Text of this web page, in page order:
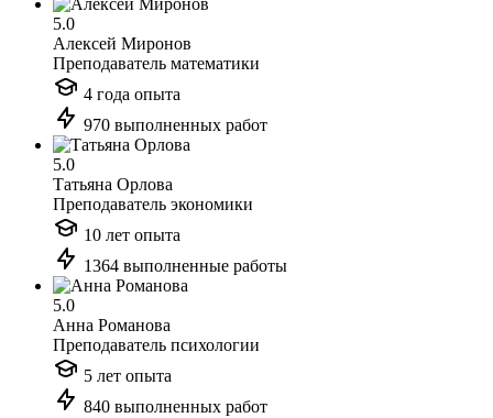
5.0
Алексей Миронов
Преподаватель математики
4 года опыта
970 выполненных работ
5.0
Татьяна Орлова
Преподаватель экономики
10 лет опыта
1364 выполненные работы
5.0
Анна Романова
Преподаватель психологии
5 лет опыта
840 выполненных работ